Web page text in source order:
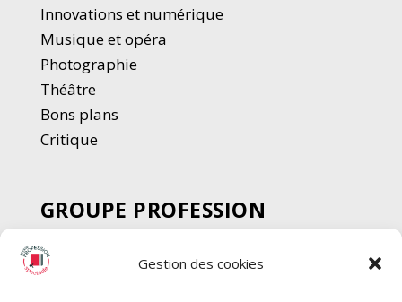
Gestion des cookies
Innovations et numérique
Musique et opéra
Photographie
Théâtre
Bons plans
Critique
GROUPE PROFESSION
SPECTACLE
Chèque Intermittents